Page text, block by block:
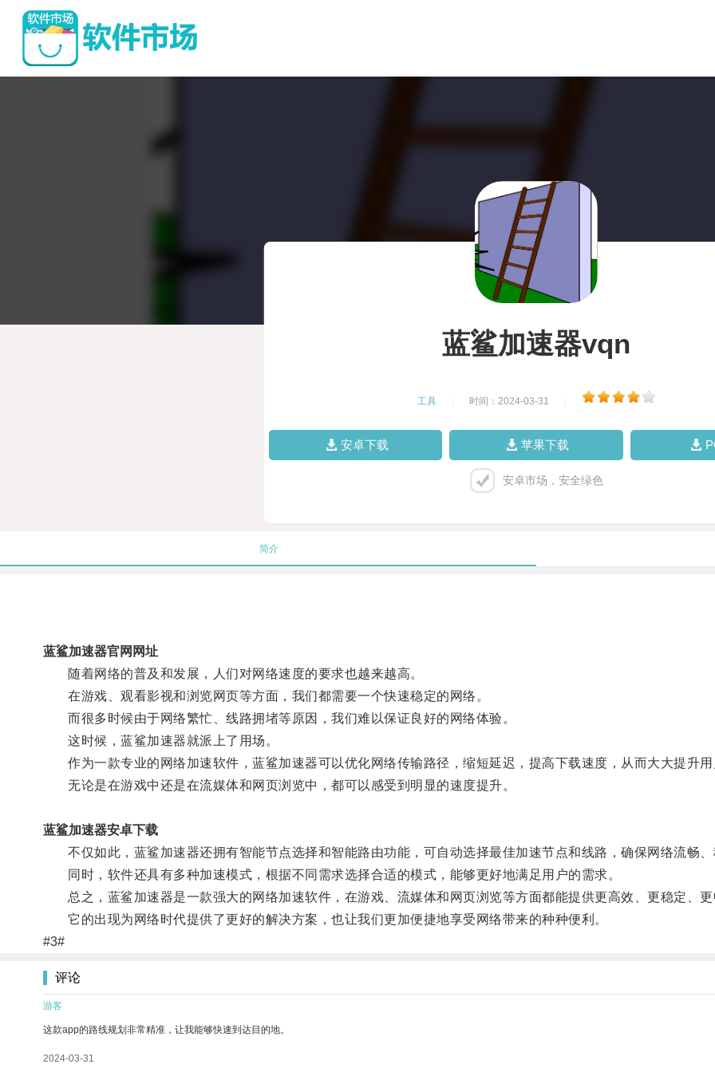
蓝鲨加速器vqn
工具 时间：2024-03-31
安卓下载 苹果下载
安卓市场，安全绿色
简介
蓝鲨加速器官网网址
随着网络的普及和发展，人们对网络速度的要求也越来越高。
在游戏、观看影视和浏览网页等方面，我们都需要一个快速稳定的网络。
而很多时候由于网络繁忙、线路拥堵等原因，我们难以保证良好的网络体验。
这时候，蓝鲨加速器就派上了用场。
作为一款专业的网络加速软件，蓝鲨加速器可以优化网络传输路径，缩短延迟，提高下载速度，从而大大提升用
无论是在游戏中还是在流媒体和网页浏览中，都可以感受到明显的速度提升。
蓝鲨加速器安卓下载
不仅如此，蓝鲨加速器还拥有智能节点选择和智能路由功能，可自动选择最佳加速节点和线路，确保网络流畅、
同时，软件还具有多种加速模式，根据不同需求选择合适的模式，能够更好地满足用户的需求。
总之，蓝鲨加速器是一款强大的网络加速软件，在游戏、流媒体和网页浏览等方面都能提供更高效、更稳定、更
它的出现为网络时代提供了更好的解决方案，也让我们更加便捷地享受网络带来的种种便利。
#3#
评论
游客
这款app的路线规划非常精准，让我能够快速到达目的地。
2024-03-31